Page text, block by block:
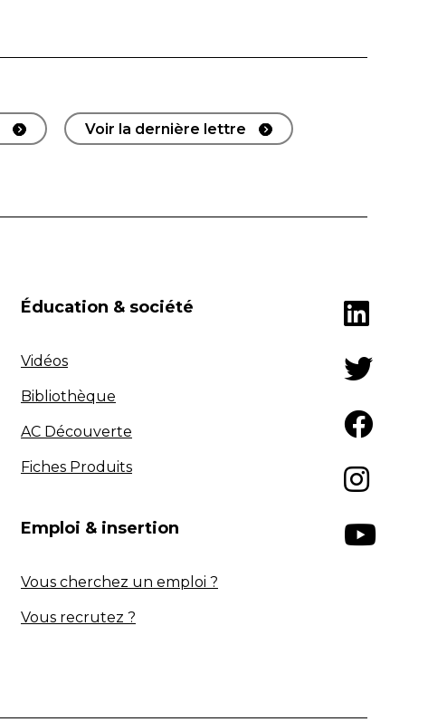
Voir la dernière lettre
Éducation & société
Vidéos
Bibliothèque
AC Découverte
Fiches Produits
Emploi & insertion
Vous cherchez un emploi ?
Vous recrutez ?